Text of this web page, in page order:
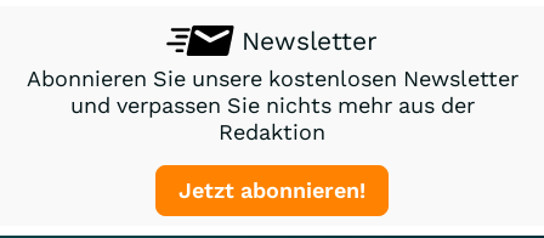
Newsletter
Abonnieren Sie unsere kostenlosen Newsletter
und verpassen Sie nichts mehr aus der
Redaktion
Jetzt abonnieren!